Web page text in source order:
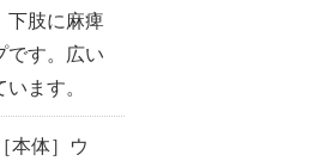
下肢に麻痺
です。広い
ます。
本体］ウ